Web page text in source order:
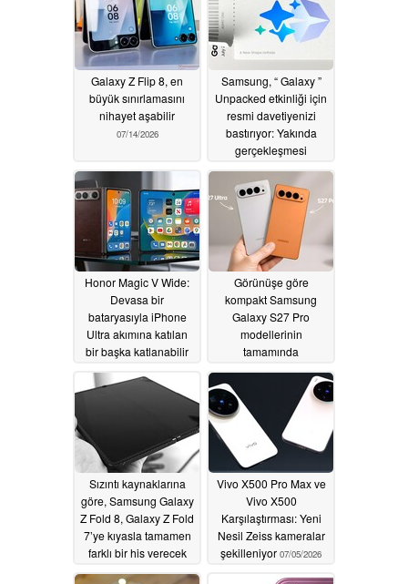
Galaxy Z Flip 8, en
büyük sınırlamasını
nihayet aşabilir
07/14/2026
Samsung, “ Galaxy ”
Unpacked etkinliği için
resmi davetiyenizi
bastırıyor: Yakında
gerçekleşmesi
etkinliğine bir ön bakış
07/08/2026
Honor Magic V Wide:
Devasa bir
bataryasıyla iPhone
Ultra akımına katılan
bir başka katlanabilir
Görünüşe göre
kompakt Samsung
Galaxy S27 Pro
modellerinin
tamamında
bulunmayacak
07/07/2026
Sızıntı kaynaklarına
göre, Samsung Galaxy
Z Fold 8, Galaxy Z Fold
7’ye kıyasla tamamen
farklı bir his verecek
07/06/2026
Vivo X500 Pro Max ve
Vivo X500
Karşılaştırması: Yeni
Nesil Zeiss kameralar
şekilleniyor 07/05/2026